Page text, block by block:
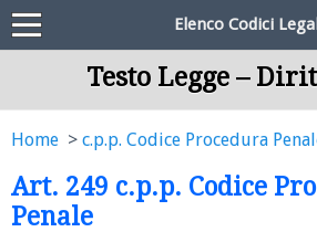
Elenco Codici
Testo Legge –
Home c.p.p. Codice Procedura
Art. 249 c.p.p. Codice
Penale